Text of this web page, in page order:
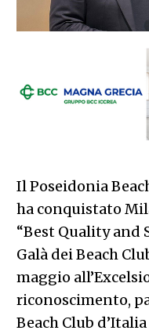
Il Poseidonia
ha conquistato
“Best Quality and
Galà dei Beach
maggio
riconoscimento,
Beach Club